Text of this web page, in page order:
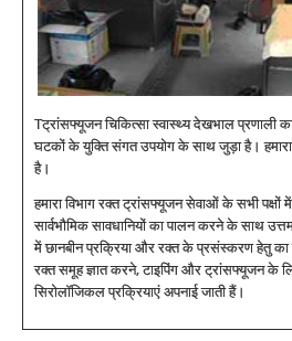
Tट्रांसफ्यूजन चिकित्‍सा स्‍वास्‍थ्‍य देखभाल प्रणाली
घटकों के युक्ति संगत उपयोग के साथ जुड़ा है। हमारा
है।
हमारा विभाग रक्‍त ट्रांसफ्यूजन सेवाओं के सभी
सार्वभौमिक सावधानियों का पालन करने के साथ
में छानबीन प्रक्रिया और रक्‍त के प्रसंस्‍करण हेतु का
रक्‍त समूह ज्ञात करने, टाइपिंग और ट्रांसफ्यूजन के
सिरोलॉजिकल प्रक्रियाएं अपनाई जाती हैं।